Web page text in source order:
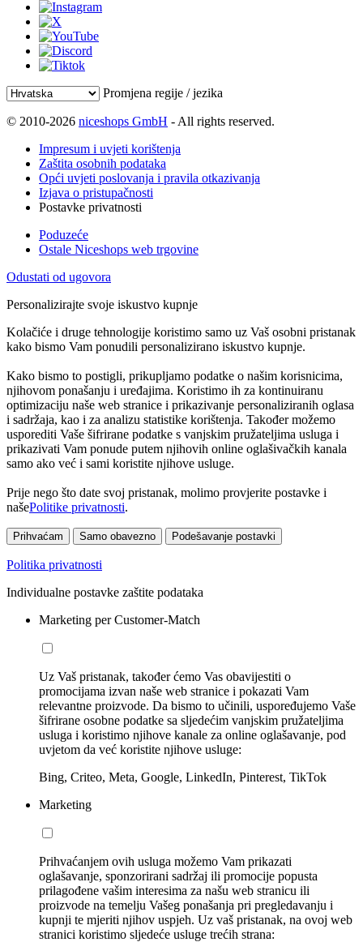
Promjena regije / jezika
© 2010-2026 niceshops GmbH - All rights reserved.
Impresum i uvjeti korištenja
Zaštita osobnih podataka
Opći uvjeti poslovanja i pravila otkazivanja
Izjava o pristupačnosti
Postavke privatnosti
Poduzeće
Ostale Niceshops web trgovine
Odustati od ugovora
Personalizirajte svoje iskustvo kupnje
Kolačiće i druge tehnologije koristimo samo uz Vaš osobni pristanak
kako bismo Vam ponudili personalizirano iskustvo kupnje.
Kako bismo to postigli, prikupljamo podatke o našim korisnicima,
njihovom ponašanju i uređajima. Koristimo ih za kontinuiranu
optimizaciju naše web stranice i prikazivanje personaliziranih oglasa
i sadržaja, kao i za analizu statistike korištenja. Također možemo
usporediti Vaše šifrirane podatke s vanjskim pružateljima usluga i
prikazivati Vam ponude putem njihovih online oglašivačkih kanala
samo ako već i sami koristite njihove usluge.
Prije nego što date svoj pristanak, molimo provjerite postavke i
našePolitike privatnosti.
Prihvaćam Samo obavezno Podešavanje postavki
Politika privatnosti
Individualne postavke zaštite podataka
Marketing per Customer-Match
Uz Vaš pristanak, također ćemo Vas obavijestiti o
promocijama izvan naše web stranice i pokazati Vam
relevantne proizvode. Da bismo to učinili, uspoređujemo Vaše
šifrirane osobne podatke sa sljedećim vanjskim pružateljima
usluga i koristimo njihove kanale za online oglašavanje, pod
uvjetom da već koristite njihove usluge:
Bing, Criteo, Meta, Google, LinkedIn, Pinterest, TikTok
Marketing
Prihvaćanjem ovih usluga možemo Vam prikazati
oglašavanje, sponzorirani sadržaj ili promocije popusta
prilagođene vašim interesima za našu web stranicu ili
proizvode na temelju Vašeg ponašanja pri pregledavanju i
kupnji te mjeriti njihov uspjeh. Uz vaš pristanak, na ovoj web
stranici koristimo sljedeće usluge trećih strana: